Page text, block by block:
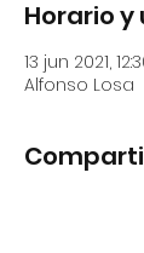
Horario
13 jun 2021,
Alfonso Losa